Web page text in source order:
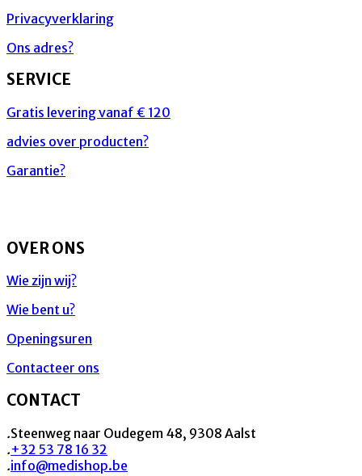
Privacyverklaring
Ons adres?
SERVICE
Gratis levering vanaf € 120
advies over producten?
Garantie?
OVER ONS
Wie zijn wij?
Wie bent u?
Openingsuren
Contacteer ons
CONTACT
.Steenweg naar Oudegem 48, 9308 Aalst
.+32 53 78 16 32
.info@medishop.be